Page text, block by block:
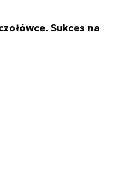
Sukces na